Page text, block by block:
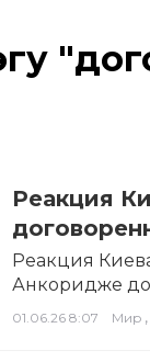
Реакция
Реакция
Анкоридже
01.06.26 8:07 Мир ,